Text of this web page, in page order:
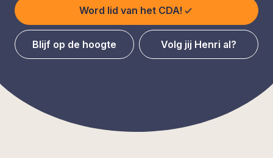
Word lid van het CDA!
Blijf op de hoogte Volg jij Henri al?